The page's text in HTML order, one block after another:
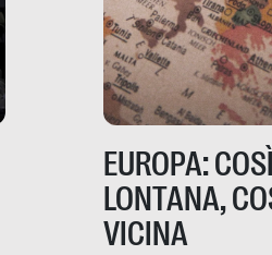
EUROPA: COSÌ
LONTANA,
VICINA